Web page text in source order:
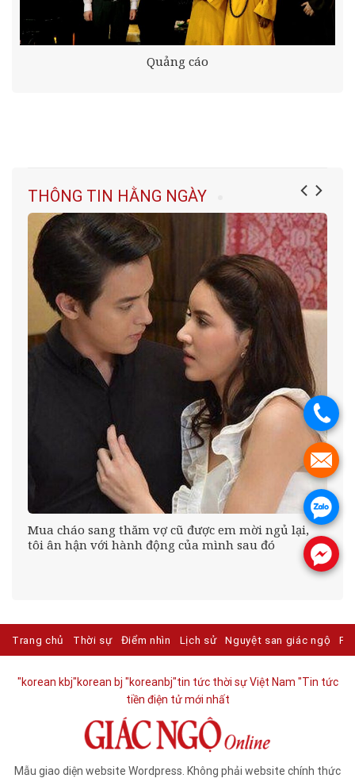
Quảng cáo
THÔNG TIN HẰNG NGÀY
Mua cháo sang thăm vợ cũ được em mời ngủ lại,
tôi ân hận với hành động của mình sau đó
Trang chủ Thời sự Điểm nhìn Lịch sử Nguyệt san giác ngộ
"korean kbj​"korean bj "koreanbj​"tin tức thời sự Việt Nam "Tin tức
tiền điện tử mới nhất​
Mẫu giao diện website Wordpress. Không phải website chính thức
.
.
.
.